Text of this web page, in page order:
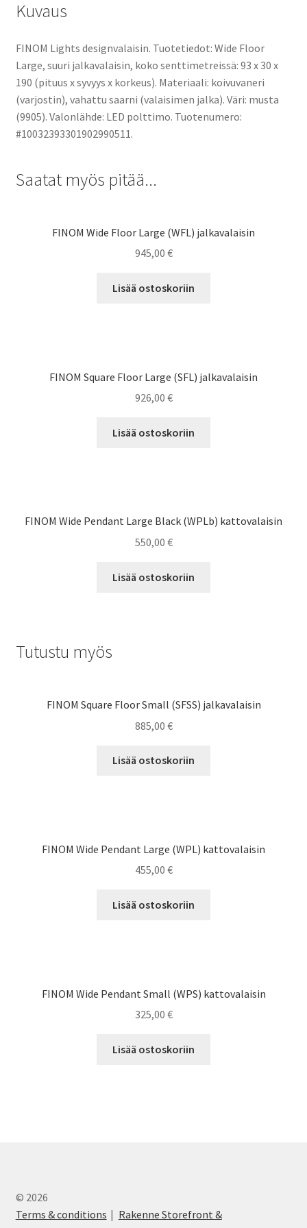
Kuvaus
FINOM Lights designvalaisin. Tuotetiedot: Wide Floor
Large, suuri jalkavalaisin, koko senttimetreissä: 93 x 30 x
190 (pituus x syvyys x korkeus). Materiaali: koivuvaneri
(varjostin), vahattu saarni (valaisimen jalka). Väri: musta
(9905). Valonlähde: LED polttimo. Tuotenumero:
#10032393301902990511.
Saatat myös pitää...
FINOM Wide Floor Large (WFL) jalkavalaisin
945,00 €
Lisää ostoskoriin
FINOM Square Floor Large (SFL) jalkavalaisin
926,00 €
Lisää ostoskoriin
FINOM Wide Pendant Large Black (WPLb) kattovalaisin
550,00 €
Lisää ostoskoriin
Tutustu myös
FINOM Square Floor Small (SFSS) jalkavalaisin
885,00 €
Lisää ostoskoriin
FINOM Wide Pendant Large (WPL) kattovalaisin
455,00 €
Lisää ostoskoriin
FINOM Wide Pendant Small (WPS) kattovalaisin
325,00 €
Lisää ostoskoriin
© 2026
Terms & conditions
Rakenne Storefront &